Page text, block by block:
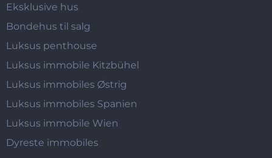
Eksklusive hus
Bondehus til salg
Luksus penthouse
Luksus immobile Kitzbühel
Luksus immobiles Østrig
Luksus immobiles Spanien
Luksus immobile Wien
Dyreste immobiles